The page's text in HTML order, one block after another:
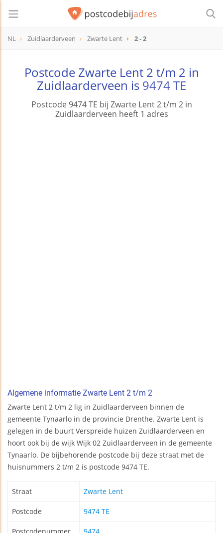
NL Zuidlaarderveen Zwarte Lent 2 - 2
Postcode Zwarte Lent 2 t/m 2 in
Zuidlaarderveen is 9474 TE
Postcode 9474 TE bij Zwarte Lent 2 t/m 2 in
Zuidlaarderveen heeft 1 adres
Algemene informatie Zwarte Lent 2 t/m 2
Zwarte Lent 2 t/m 2 lig in Zuidlaarderveen binnen de
gemeente Tynaarlo in de provincie Drenthe. Zwarte Lent is
gelegen in de buurt Verspreide huizen Zuidlaarderveen en
hoort ook bij de wijk Wijk 02 Zuidlaarderveen in de gemeente
Tynaarlo. De bijbehorende postcode bij deze straat met de
huisnummers 2 t/m 2 is postcode 9474 TE.
Straat Zwarte Lent
Postcode 9474 TE